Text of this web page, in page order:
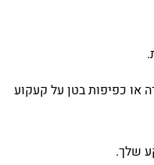
או כפיפות בטן על קעקוע